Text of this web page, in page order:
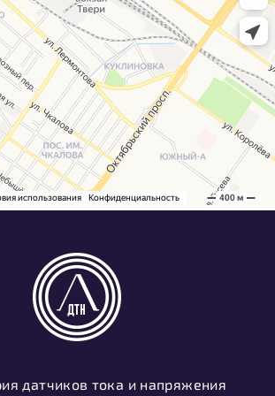
датчиков тока и напряжения